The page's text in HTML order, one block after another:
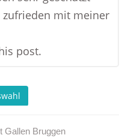
mit meiner
post.
Gallen Bruggen